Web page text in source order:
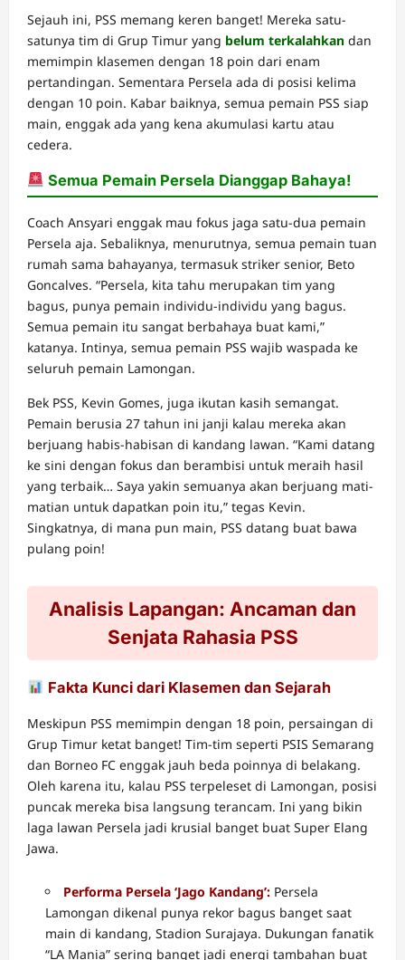
Sejauh ini, PSS memang keren banget! Mereka satu-
satunya tim di Grup Timur yang belum terkalahkan dan
memimpin klasemen dengan 18 poin dari enam
pertandingan. Sementara Persela ada di posisi kelima
dengan 10 poin. Kabar baiknya, semua pemain PSS siap
main, enggak ada yang kena akumulasi kartu atau
cedera.
Semua Pemain Persela Dianggap Bahaya!
Coach Ansyari enggak mau fokus jaga satu-dua pemain
Persela aja. Sebaliknya, menurutnya, semua pemain tuan
rumah sama bahayanya, termasuk striker senior, Beto
Goncalves. “Persela, kita tahu merupakan tim yang
bagus, punya pemain individu-individu yang bagus.
Semua pemain itu sangat berbahaya buat kami,”
katanya. Intinya, semua pemain PSS wajib waspada ke
seluruh pemain Lamongan.
Bek PSS, Kevin Gomes, juga ikutan kasih semangat.
Pemain berusia 27 tahun ini janji kalau mereka akan
berjuang habis-habisan di kandang lawan. “Kami datang
ke sini dengan fokus dan berambisi untuk meraih hasil
yang terbaik… Saya yakin semuanya akan berjuang mati-
matian untuk dapatkan poin itu,” tegas Kevin.
Singkatnya, di mana pun main, PSS datang buat bawa
pulang poin!
Analisis Lapangan: Ancaman dan
Senjata Rahasia PSS
Fakta Kunci dari Klasemen dan Sejarah
Meskipun PSS memimpin dengan 18 poin, persaingan di
Grup Timur ketat banget! Tim-tim seperti PSIS Semarang
dan Borneo FC enggak jauh beda poinnya di belakang.
Oleh karena itu, kalau PSS terpeleset di Lamongan, posisi
puncak mereka bisa langsung terancam. Ini yang bikin
laga lawan Persela jadi krusial banget buat Super Elang
Jawa.
Performa Persela ‘Jago Kandang’: Persela
Lamongan dikenal punya rekor bagus banget saat
main di kandang, Stadion Surajaya. Dukungan fanatik
“LA Mania” sering banget jadi energi tambahan buat